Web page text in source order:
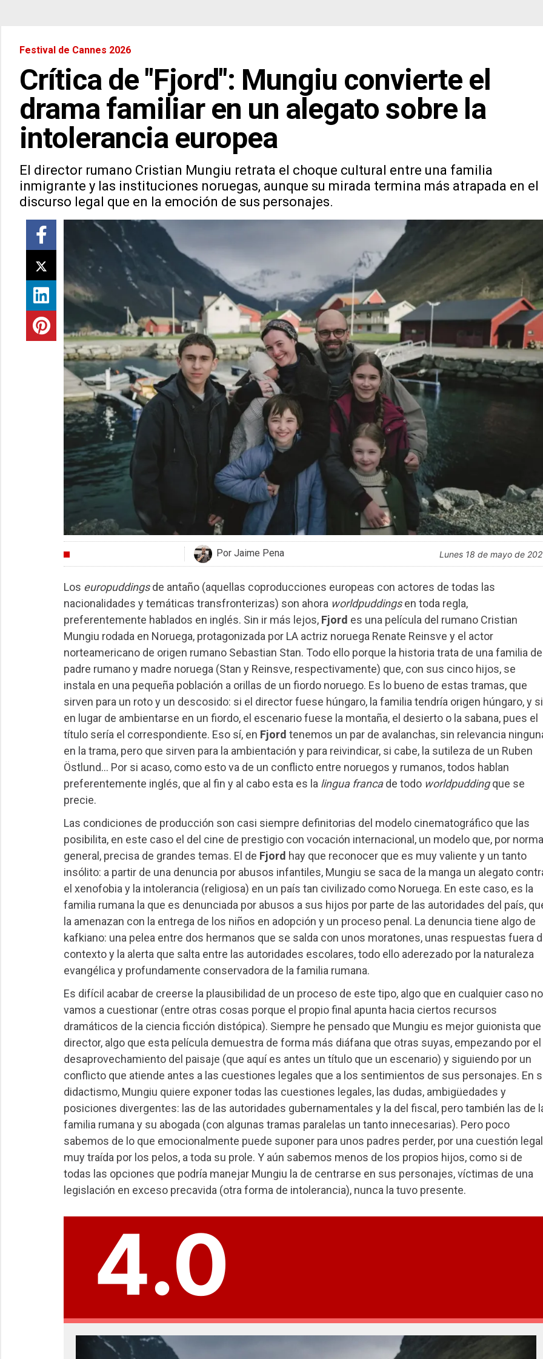
Festival de Cannes 2026
Crítica de "Fjord": Mungiu convierte el
drama familiar en un alegato sobre la
intolerancia europea
El director rumano Cristian Mungiu retrata el choque cultural entre una familia
inmigrante y las instituciones noruegas, aunque su mirada termina más atrapada en el
discurso legal que en la emoción de sus personajes.
Por Jaime Pena lunes 18 de mayo de
Los europuddingsde antaño (aquellas coproducciones europeas con actores de todas las
nacionalidades y temáticas transfronterizas) son ahora worldpuddingsen toda regla,
preferentemente hablados en inglés. Sin ir más lejos, Fjord es una película del rumano Cristian
Mungiu rodada en Noruega, protagonizada por LA actriz noruega Renate Reinsve y el actor
norteamericano de origen rumano Sebastian Stan. Todo ello porque la historia trata de una familia de
padre rumano y madre noruega (Stan y Reinsve, respectivamente) que, con sus cinco hijos, se
instala en una pequeña población a orillas de un fiordo noruego. Es lo bueno de estas tramas, que
sirven para un roto y un descosido: si el director fuese húngaro, la familia tendría origen húngaro, y si
en lugar de ambientarse en un fiordo, el escenario fuese la montaña, el desierto o la sabana, pues el
título sería el correspondiente. Eso sí, en Fjord tenemos un par de avalanchas, sin relevancia
en la trama, pero que sirven para la ambientación y para reivindicar, si cabe, la sutileza de un Ruben
Östlund… Por si acaso, como esto va de un conflicto entre noruegos y rumanos, todos hablan
preferentemente inglés, que al fin y al cabo esta es la lingua francade todo worldpuddingque se
precie.
Las condiciones de producción son casi siempre definitorias del modelo cinematográfico que las
posibilita, en este caso el del cine de prestigio con vocación internacional, un modelo que, por norma
general, precisa de grandes temas. El de Fjord hay que reconocer que es muy valiente y un tanto
insólito: a partir de una denuncia por abusos infantiles, Mungiu se saca de la manga un alegato
el xenofobia y la intolerancia (religiosa) en un país tan civilizado como Noruega. En este caso, es la
familia rumana la que es denunciada por abusos a sus hijos por parte de las autoridades del país,
la amenazan con la entrega de los niños en adopción y un proceso penal. La denuncia tiene algo de
kafkiano: una pelea entre dos hermanos que se salda con unos moratones, unas respuestas fuera
contexto y la alerta que salta entre las autoridades escolares, todo ello aderezado por la naturaleza
evangélica y profundamente conservadora de la familia rumana.
Es difícil acabar de creerse la plausibilidad de un proceso de este tipo, algo que en cualquier caso no
vamos a cuestionar (entre otras cosas porque el propio final apunta hacia ciertos recursos
dramáticos de la ciencia ficción distópica). Siempre he pensado que Mungiu es mejor guionista que
director, algo que esta película demuestra de forma más diáfana que otras suyas, empezando por el
desaprovechamiento del paisaje (que aquí es antes un título que un escenario) y siguiendo por un
conflicto que atiende antes a las cuestiones legales que a los sentimientos de sus personajes. En
didactismo, Mungiu quiere exponer todas las cuestiones legales, las dudas, ambigüedades y
posiciones divergentes: las de las autoridades gubernamentales y la del fiscal, pero también las de
familia rumana y su abogada (con algunas tramas paralelas un tanto innecesarias). Pero poco
sabemos de lo que emocionalmente puede suponer para unos padres perder, por una cuestión legal
muy traída por los pelos, a toda su prole. Y aún sabemos menos de los propios hijos, como si de
todas las opciones que podría manejar Mungiu la de centrarse en sus personajes, víctimas de una
legislación en exceso precavida (otra forma de intolerancia), nunca la tuvo presente.
4.0